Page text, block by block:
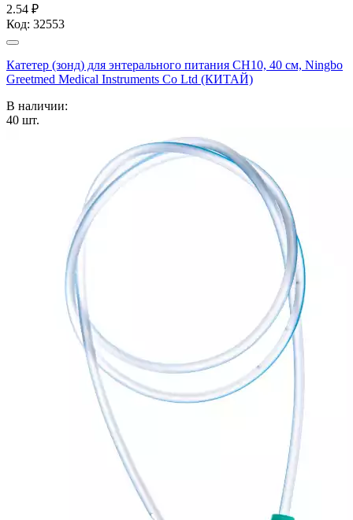
2.54 ₽
Код: 32553
Катетер (зонд) для энтерального питания СН10, 40 см, Ningbo
Greetmed Medical Instruments Co Ltd (КИТАЙ)
В наличии:
40 шт.